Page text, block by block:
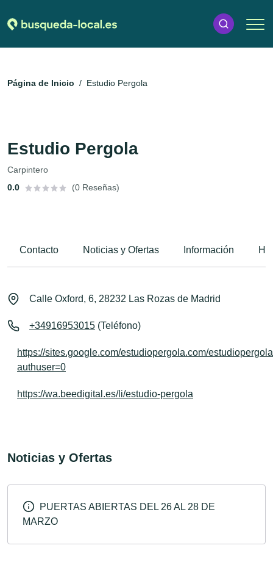
Página de Inicio Estudio Pergola
Estudio Pergola
Carpintero
0.0
(0 Reseñas)
Contacto Noticias y Ofertas Información
Calle Oxford, 6, 28232 Las Rozas de Madrid
+34916953015 (Teléfono)
https://sites.google.com/estudiopergola.com/
authuser=0
https://wa.beedigital.es/li/estudio-pergola
Noticias y Ofertas
PUERTAS ABIERTAS DEL 26 AL 28 DE
MARZO